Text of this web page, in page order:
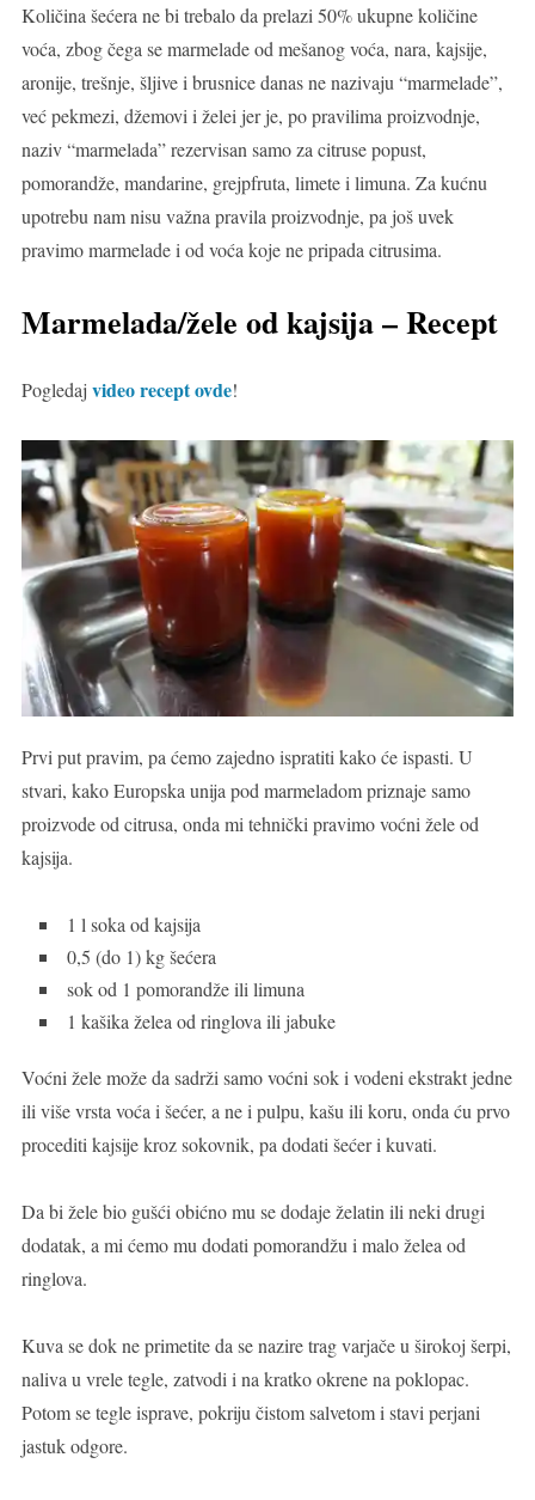
Količina šećera ne bi trebalo da prelazi 50% ukupne količine
voća, zbog čega se marmelade od mešanog voća, nara, kajsije,
aronije, trešnje, šljive i brusnice danas ne nazivaju “marmelade”,
već pekmezi, džemovi i želei jer je, po pravilima proizvodnje,
naziv “marmelada” rezervisan samo za citruse popust,
pomorandže, mandarine, grejpfruta, limete i limuna. Za kućnu
upotrebu nam nisu važna pravila proizvodnje, pa još uvek
pravimo marmelade i od voća koje ne pripada citrusima.
Marmelada/žele od kajsija– Recept
Pogledaj video recept ovde!
Prvi put pravim, pa ćemo zajedno ispratiti kako će ispasti. U
stvari, kako Europska unija pod marmeladom priznaje samo
proizvode od citrusa, onda mi tehnički pravimo voćni žele od
kajsija.
1 l soka od kajsija
0,5 (do 1) kg šećera
sok od 1 pomorandže ili limuna
1 kašika želea od ringlova ili jabuke
Voćni žele može da sadrži samo voćni sok i vodeni ekstrakt jedne
ili više vrsta voća i šećer, a ne i pulpu, kašu ili koru, onda ću prvo
procediti kajsije kroz sokovnik, pa dodati šećer i kuvati.
Da bi žele bio gušći obićno mu se dodaje želatin ili neki drugi
dodatak, a mi ćemo mu dodati pomorandžu i malo želea od
ringlova.
Kuva se dok ne primetite da se nazire trag varjače u širokoj šerpi,
naliva u vrele tegle, zatvodi i na kratko okrene na poklopac.
Potom se tegle isprave, pokriju čistom salvetom i stavi perjani
jastuk odgore.